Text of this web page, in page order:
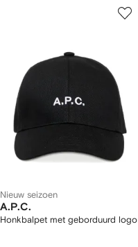
Nieuw seizoen
A.P.C.
Honkbalpet met geborduurd logo